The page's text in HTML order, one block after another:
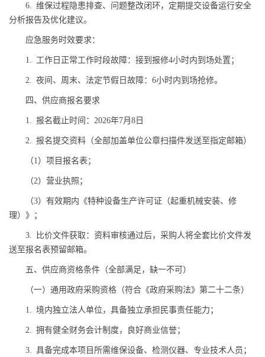
6. 维保过程隐患排查、问题整改闭环，定期提交设备运行安全
分析报告及优化建议。
应急服务时效要求：
1. 工作日正常工作时段故障：接到报修4小时内到场处置；
2. 夜间、周末、法定节假日故障：6小时内到场抢修。
四、供应商报名要求
1. 报名截止时间：2026年7月8日
2. 报名提交资料（全部加盖单位公章扫描件发送至指定邮箱）
（1）项目报名表；
（2）营业执照；
（3）有效期内《特种设备生产许可证（起重机械安装、修
理）》；
3. 比价文件获取：资料审核通过后，采购人将全套比价文件发
送至报名表预留邮箱。
五、供应商资格条件（全部满足，缺一不可）
（一）通用政府采购资格（符合《政府采购法》第二十二条）
1. 境内独立法人单位，具备独立承担民事责任能力；
2. 拥有健全财务会计制度，良好商业信誉；
3. 具备完成本项目所需维保设备、检测仪器、专业技术人员；